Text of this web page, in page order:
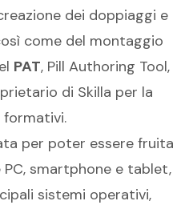
dei doppiaggi e
come del montaggio
PAT, Pill Authoring Tool,
di Skilla per la
per poter essere fruita
smartphone e tablet,
sistemi operativi,